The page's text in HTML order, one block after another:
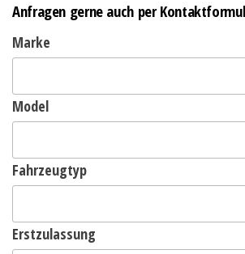
Anfragen gerne auch per
Marke
Model
Fahrzeugtyp
Erstzulassung